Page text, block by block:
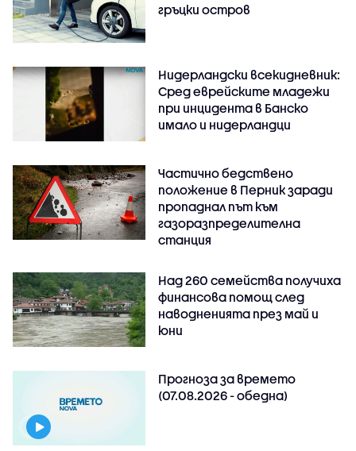
гръцки остров
Нидерландски всекидневник:
Сред еврейските младежи
при инцидента в Банско
имало и нидерландци
Частично бедствено
положение в Перник заради
пропаднал път към
газоразпределителна
станция
Над 260 семейства получиха
финансова помощ след
наводненията през май и
юни
Прогноза за времето
(07.08.2026 - обедна)